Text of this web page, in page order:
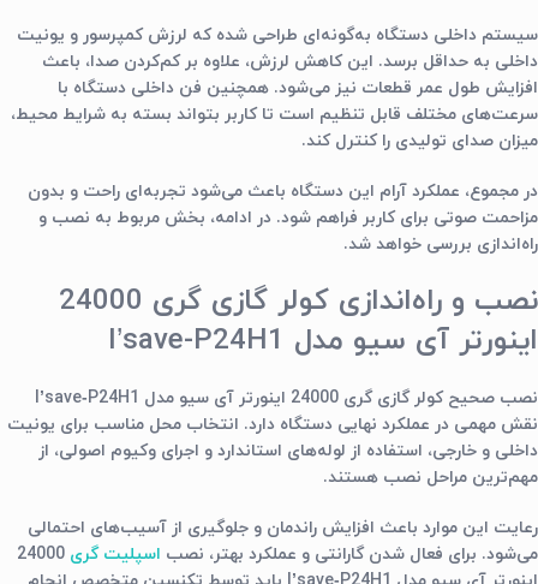
سیستم داخلی دستگاه به‌گونه‌ای طراحی شده که لرزش کمپرسور و یونیت
داخلی به حداقل برسد. این کاهش لرزش، علاوه بر کم‌کردن صدا، باعث
افزایش طول عمر قطعات نیز می‌شود. همچنین فن داخلی دستگاه با
سرعت‌های مختلف قابل تنظیم است تا کاربر بتواند بسته به شرایط محیط،
میزان صدای تولیدی را کنترل کند.
در مجموع، عملکرد آرام این دستگاه باعث می‌شود تجربه‌ای راحت و بدون
مزاحمت صوتی برای کاربر فراهم شود. در ادامه، بخش مربوط به نصب و
راه‌اندازی بررسی خواهد شد.
نصب و راه‌اندازی کولر گازی گری 24000
اینورتر آی سیو مدل I’save-P24H1
نصب صحیح کولر گازی گری 24000 اینورتر آی سیو مدل I’save‑P24H1
نقش مهمی در عملکرد نهایی دستگاه دارد. انتخاب محل مناسب برای یونیت
داخلی و خارجی، استفاده از لوله‌های استاندارد و اجرای وکیوم اصولی، از
مهم‌ترین مراحل نصب هستند.
رعایت این موارد باعث افزایش راندمان و جلوگیری از آسیب‌های احتمالی
می‌شود. برای فعال شدن گارانتی و عملکرد بهتر، نصب اسپلیت گری 24000